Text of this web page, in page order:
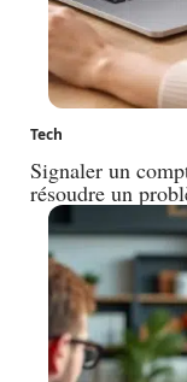
Tech
Signaler un
résoudre un